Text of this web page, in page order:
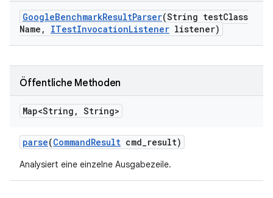
GoogleBenchmarkResultParser(String testClass
Name , ITestInvocationListener listener)
Öffentliche Methoden
Map<String , String>
parse(CommandResult cmd_result)
Analysiert eine einzelne Ausgabezeile.